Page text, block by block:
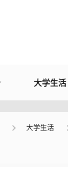
大学生活
大学生活